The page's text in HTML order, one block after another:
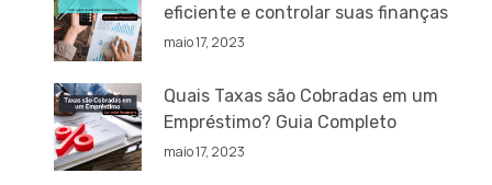
eficiente e controlar suas finanças
maio 17, 2023
Quais Taxas são Cobradas em um
Empréstimo? Guia Completo
maio 17, 2023